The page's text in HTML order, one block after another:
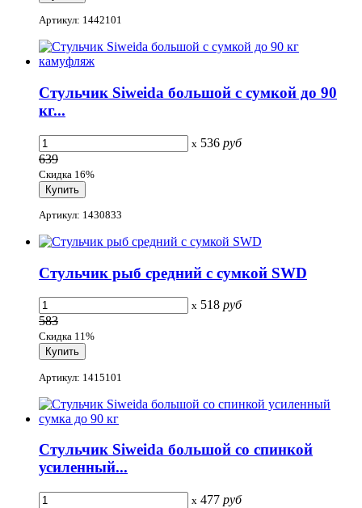
Артикул: 1442101
Стульчик Siweida большой с сумкой до 90
кг...
x 536 руб
639
Скидка 16%
Артикул: 1430833
Стульчик рыб средний с сумкой SWD
x 518 руб
583
Скидка 11%
Артикул: 1415101
Стульчик Siweida большой со спинкой
усиленный...
x 477 руб